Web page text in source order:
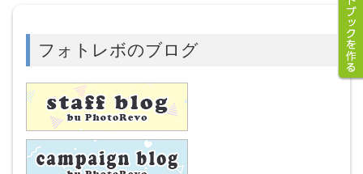
フォトレボのブログ